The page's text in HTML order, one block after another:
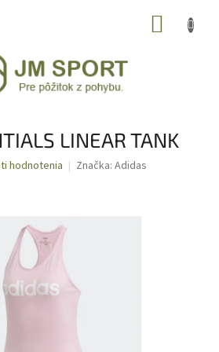
LINEAR TANK
hodnotenia Značka: Adidas